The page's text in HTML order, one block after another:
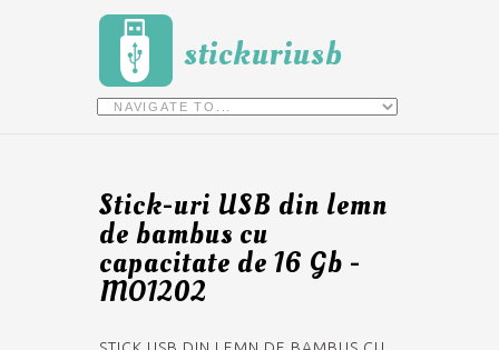
stickuriusb
Stick-uri USB din lemn
de bambus cu
capacitate de 16 Gb -
MO1202